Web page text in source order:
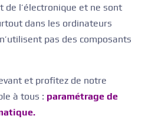
de l’électronique et ne sont
dans les ordinateurs
pas des composants
et profitez de notre
à tous : paramétrage de